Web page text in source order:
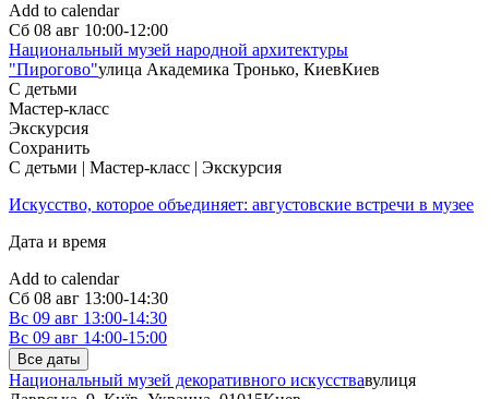
Add to calendar
Сб 08 авг 10:00-12:00
Национальный музей народной архитектуры
"Пирогово"улица Академика Тронько, КиевКиев
С детьми
Мастер-класс
Экскурсия
Сохранить
С детьми | Мастер-класс | Экскурсия
Искусство, которое объединяет: августовские встречи в музее
Дата и время
Add to calendar
Сб 08 авг 13:00-14:30
Вс 09 авг 13:00-14:30
Вс 09 авг 14:00-15:00
Все даты
Национальный музей декоративного искусствавулиця